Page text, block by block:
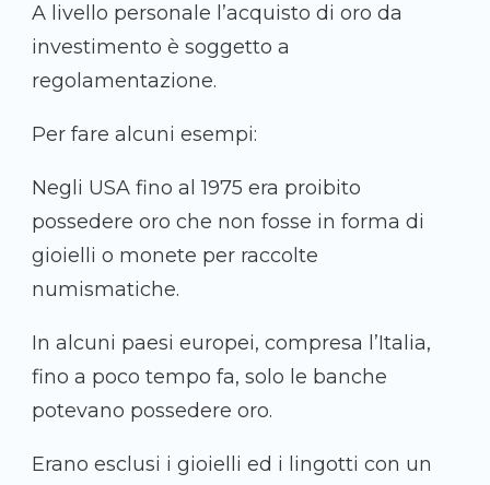
A livello personale l’acquisto di oro da
investimento è soggetto a
regolamentazione.
Per fare alcuni esempi:
Negli USA fino al 1975 era proibito
possedere oro che non fosse in forma di
gioielli o monete per raccolte
numismatiche.
In alcuni paesi europei, compresa l’Italia,
fino a poco tempo fa, solo le banche
potevano possedere oro.
Erano esclusi i gioielli ed i lingotti con un